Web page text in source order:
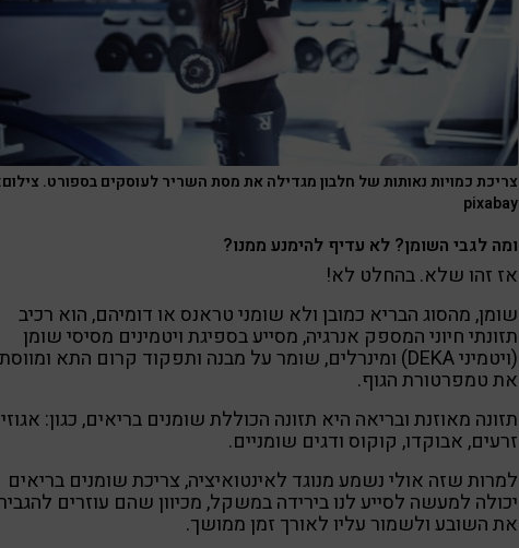
צריכת כמויות נאותות של חלבון מגדילה את מסת השריר לעוסקים בספורט.
pixabay
ומה לגבי השומן? לא עדיף להימנע ממנו?
אז זהו שלא. בהחלט לא!
שומן, מהסוג הבריא כמובן ולא שומני טראנס או דומיהם, הוא רכיב
תזונתי חיוני המספק אנרגיה, מסייע בספיגת ויטמינים מסיסי שומן
(ויטמיני DEKA) ומינרלים, שומר על מבנה ותפקוד קרום התא ומווסת
את טמפרטורת הגוף.
תזונה מאוזנת ובריאה היא תזונה הכוללת שומנים בריאים, כגון:
זרעים, אבוקדו, קוקוס ודגים שומניים.
למרות שזה אולי נשמע מנוגד לאינטואיציה, צריכת שומנים בריאים
יכולה למעשה לסייע לנו בירידה במשקל, מכיוון שהם עוזרים
את השובע ולשמור עליו לאורך זמן ממושך.